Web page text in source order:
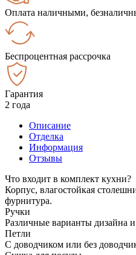
Оплата наличными,
Беспроцентная рассрочка
Гарантия
2 года
Описание
Отделка
Информация
Отзывы
Что входит в комплект кухни?
Корпус, влагостойкая
фурнитура.
Ручки
Различные варианты дизайна
Петли
С доводчиком или без